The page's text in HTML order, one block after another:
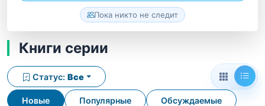
Пока никто не следит
Книги серии
Новые Популярные Обсуждаемые
Статус: Все